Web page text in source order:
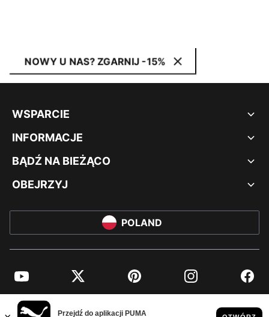
NOWY U NAS? ZGARNIJ -15%
WSPARCIE
INFORMACJE
BĄDŹ NA BIEŻĄCO
OBEJRZYJ
POLAND
YouTube Twitter Pinterest Instagram
© PUMA EUROPE GMBH, 2026. WSZYSTKIE PRAWA ZASTRZEŻONE